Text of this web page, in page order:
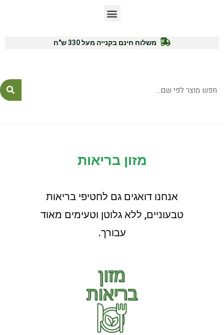
משלוח חינם בקנייה מעל 330 ש"ח
מזון בריאות
אנחנו דואגים גם לחטיפי בריאות
טבעוניים, ללא גלוטן וטעימים מאוד
עבורך.